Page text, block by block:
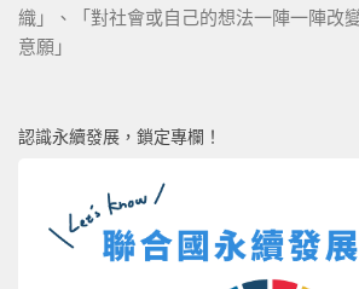
織」、「對社會或自己的想法一陣一陣改
意願」
認識永續發展，鎖定專欄！